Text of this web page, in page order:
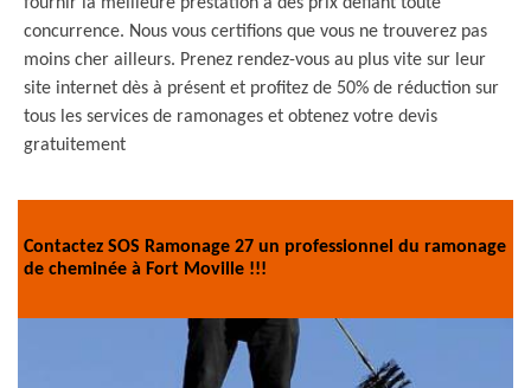
concurrence. Nous vous certifions que vous ne trouverez pas
moins cher ailleurs. Prenez rendez-vous au plus vite sur leur
site internet dès à présent et profitez de 50% de réduction sur
tous les services de ramonages et obtenez votre devis
gratuitement
Contactez SOS Ramonage 27 un professionnel du ramonage
de cheminée à Fort Moville !!!